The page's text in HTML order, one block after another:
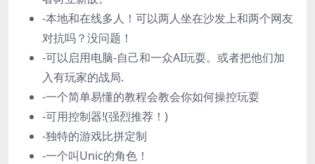
-本地和在线多人！可以两人坐在沙发上和两个网友
对抗吗？没问题！
-可以启用电脑-自己和一众AI玩耍。或者把他们加
入有玩家的战局.
-一个简单易懂的教程会教会你如何操控玩耍
-可用控制器!(强烈推荐！)
-独特的游戏比拼定制
-一个叫Unic的角色！